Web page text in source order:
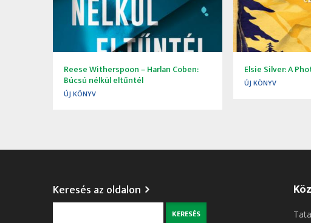
Reese Witherspoon – Harlan Coben:
Búcsú nélkül eltűntél
ÚJ KÖNYV
Elsie Silver: A
ÚJ KÖNYV
Keresés az oldalon